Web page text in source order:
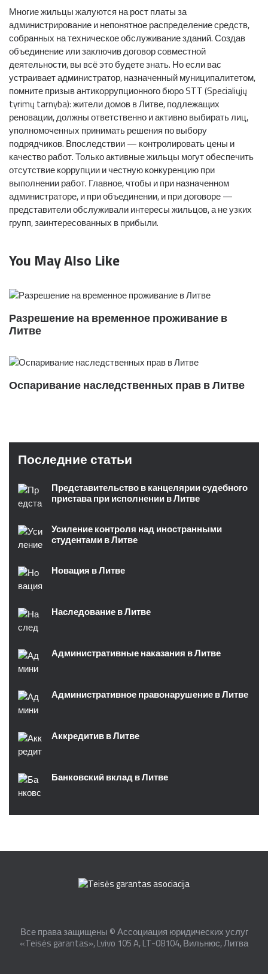
Многие жильцы жалуются на рост платы за
администрирование и непонятное распределение средств,
собранных на техническое обслуживание зданий. Создав
объединение или заключив договор совместной
деятельности, вы всё это будете знать. Но если вас
устраивает администратор, назначенный муниципалитетом,
помните призыв антикоррупционного бюро STT (Specialiųjų
tyrimų tarnyba): жители домов в Литве, подлежащих
реновации, должны ответственно и активно выбирать лиц,
уполномоченных принимать решения по выбору
подрядчиков. Впоследствии — контролировать цены и
качество работ. Только активные жильцы могут обеспечить
отсутствие коррупции и честную конкуренцию при
выполнении работ. Главное, чтобы и при назначенном
администраторе, и при объединении, и при договоре —
представители обслуживали интересы жильцов, а не узких
групп, заинтересованных в прибыли.
You May Also Like
Разрешение на временное проживание в
Литве
Оспаривание наследственных прав в Литве
Последние статьи
Представительство в канцелярии судебного
пристава при исполнении в Литве
Усиление контроля над иностранными
студентами в Литве
Новация в Литве
Наследование в Литве
Административные наказания в Литве
Административное правонарушение в Литве
Аккредитив в Литве
Банковский вклад в Литве
Все права защищены © Ассоциация юридических услуг
«Teisės garantas», Lvivo 105 A, LT-08104, Вильнюс, Литва